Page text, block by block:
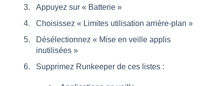
Appuyez sur « Batterie »
Choisissez « Limites utilisation arrière-plan »
Désélectionnez « Mise en veille applis
inutilisées »
Supprimez Runkeeper de ces listes :